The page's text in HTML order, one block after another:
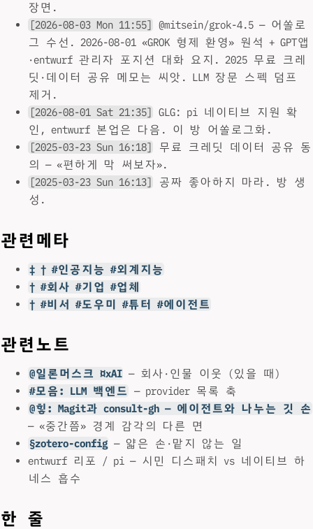
장면.
[2026-08-03 Mon 11:55]
@mitsein/grok-4.5 — 어쏠로
그 수선. 2026-08-01 «GROK 형제 환영» 원석 + GPT앱
·entwurf 관리자 포지션 대화 요지. 2025 무료 크레
딧·데이터 공유 메모는 씨앗. LLM 장문 스펙 덤프
제거.
[2026-08-01 Sat 21:35]
GLG: pi 네이티브 지원 확
인, entwurf 본업은 다음. 이 방 어쏠로그화.
[2025-03-23 Sun 16:18]
무료 크레딧 데이터 공유 동
의 — «편하게 막 써보자».
[2025-03-23 Sun 16:13]
공짜 좋아하지 마라. 방 생
성.
관련메타
‡ † #인공지능 #외계지능
† #회사 #기업 #업체
† #비서 #도우미 #튜터 #에이전트
관련노트
@일론머스크 ¤xAI — 회사·인물 이웃 (있을 때)
#모음: LLM 백엔드 — provider 목록 축
@힣: Magit과 consult-gh — 에이전트와 나누는 깃 손
— «중간쯤» 경계 감각의 다른 면
§zotero-config — 얇은 손·맡지 않는 일
entwurf 리포 / pi — 시민 디스패치 vs 네이티브 하
네스 흡수
한 줄